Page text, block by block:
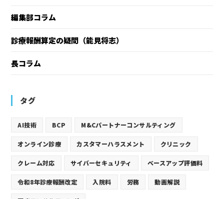
編集部コラム
診療報酬算定の疑問（能見将志）
長コラム
タグ
AI技術 BCP M&Cパートナーコンサルティング
オンライン診療 カスタマーハラスメント クリニック
クレーム対応 サイバーセキュリティ ベースアップ評価料
令和8年診療報酬改定 入院料 労務 動画解説